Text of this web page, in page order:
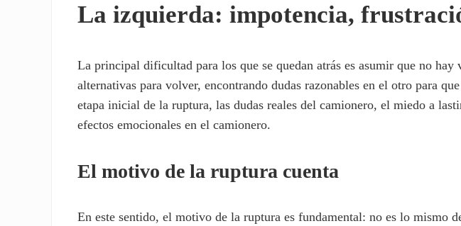
La izquierda: impotencia,
La principal dificultad para los que se quedan atrás es asumir que no
alternativas para volver, encontrando dudas razonables en el otro para
etapa inicial de la ruptura, las dudas reales del camionero, el miedo a
efectos emocionales en el camionero.
El motivo de la ruptura cuenta
En este sentido, el motivo de la ruptura es fundamental: no es lo mismo